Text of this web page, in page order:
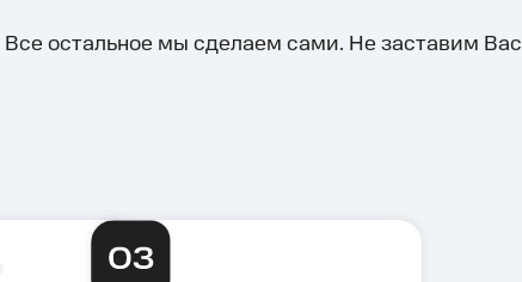
Все остальное мы сделаем сами. Не заставим Вас